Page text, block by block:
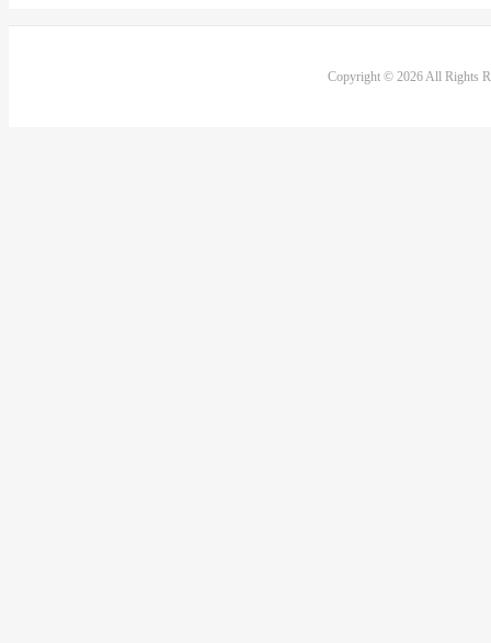
Copyright © 2026 All Rights